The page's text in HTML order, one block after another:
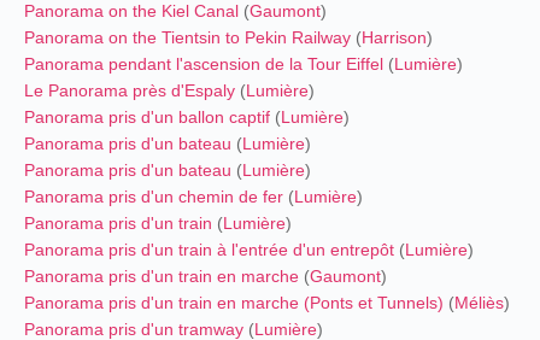
Panorama on the Kiel Canal (Gaumont)
Panorama on the Tientsin to Pekin Railway (Harrison)
Panorama pendant l'ascension de la Tour Eiffel (Lumière)
Le Panorama près d'Espaly (Lumière)
Panorama pris d'un ballon captif (Lumière)
Panorama pris d'un bateau (Lumière)
Panorama pris d'un bateau (Lumière)
Panorama pris d'un chemin de fer (Lumière)
Panorama pris d'un train (Lumière)
Panorama pris d'un train à l'entrée d'un entrepôt (Lumière)
Panorama pris d'un train en marche (Gaumont)
Panorama pris d'un train en marche (Ponts et Tunnels) (Méliès)
Panorama pris d'un tramway (Lumière)